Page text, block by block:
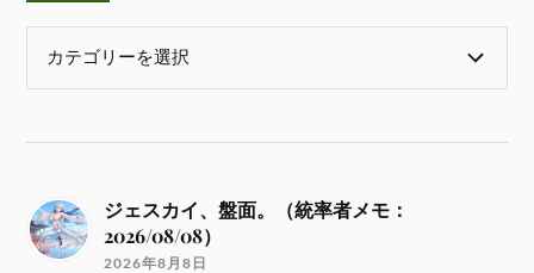
ジェスカイ、盤面。（統率者メモ：
2026/08/08）
2026年8月8日